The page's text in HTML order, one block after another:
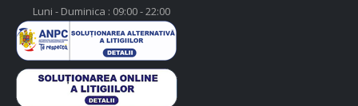
Luni - Duminica : 09:00 - 22:00